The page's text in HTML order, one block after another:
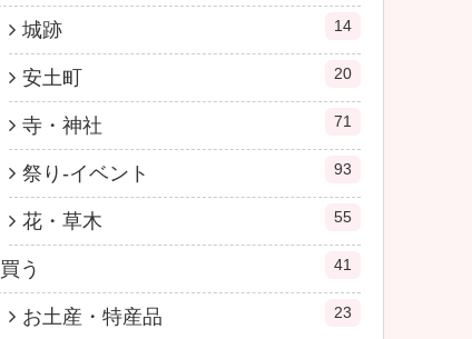
城跡 14
安土町 20
寺・神社 71
祭り-イベント 93
花・草木 55
買う 41
お土産・特産品 23